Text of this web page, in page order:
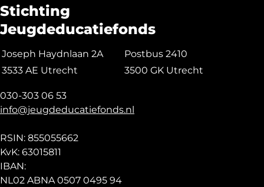
Stichting
Jeugdeducatiefonds
Joseph Haydnlaan 2A
Postbus 2410
3533 AE Utrecht
3500 GK Utrecht
030-303 06 53
info@jeugdeducatiefonds.nl
RSIN: 855055662
KvK: 63015811
IBAN:
NL02 ABNA 0507 0495 94